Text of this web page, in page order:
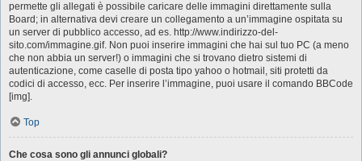
permette gli allegati è possibile caricare delle immagini direttamente sulla
Board; in alternativa devi creare un collegamento a un’immagine ospitata su
un server di pubblico accesso, ad es. http://www.indirizzo-del-
sito.com/immagine.gif. Non puoi inserire immagini che hai sul tuo PC (a meno
che non abbia un server!) o immagini che si trovano dietro sistemi di
autenticazione, come caselle di posta tipo yahoo o hotmail, siti protetti da
codici di accesso, ecc. Per inserire l’immagine, puoi usare il comando BBCode
[img].
Top
Che cosa sono gli annunci globali?